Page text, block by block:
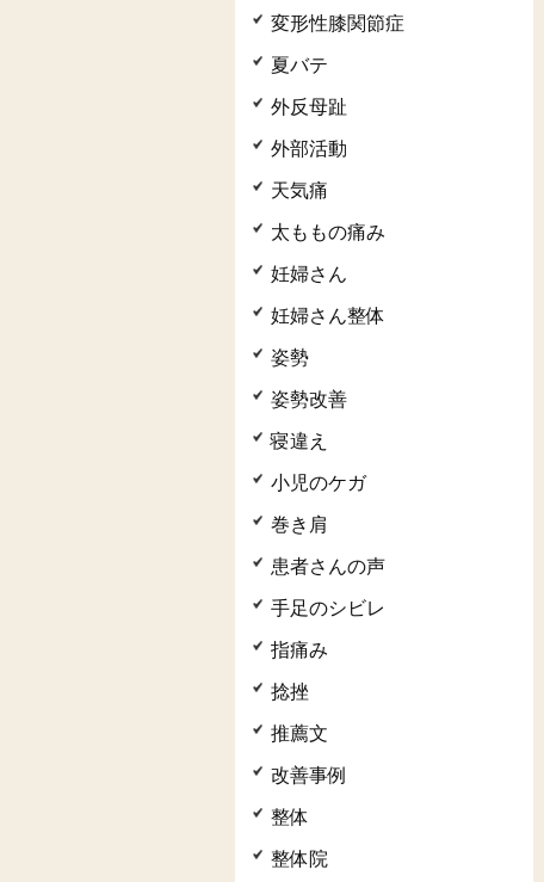
変形性膝関節症
夏バテ
外反母趾
外部活動
天気痛
太ももの痛み
妊婦さん
妊婦さん整体
姿勢
姿勢改善
寝違え
小児のケガ
巻き肩
患者さんの声
手足のシビレ
指痛み
捻挫
推薦文
改善事例
整体
整体院